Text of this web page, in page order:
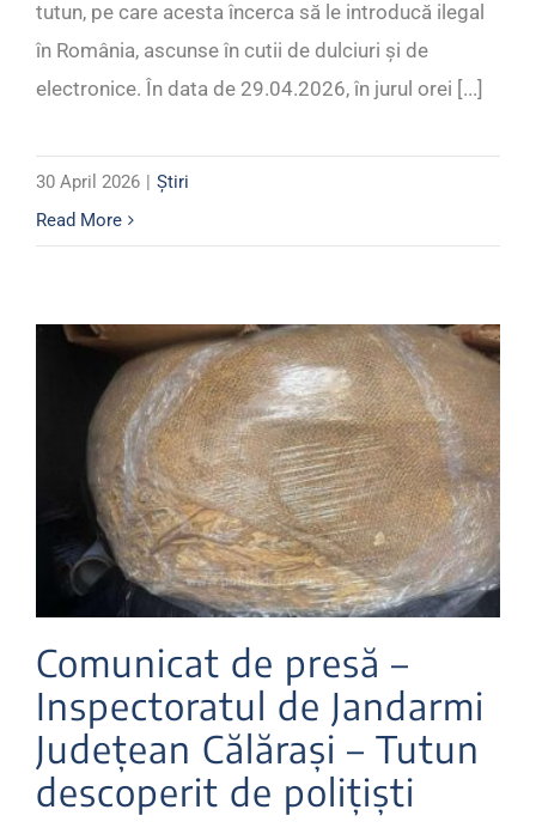
tutun, pe care acesta încerca să le introducă ilegal
în România, ascunse în cutii de dulciuri și de
electronice. În data de 29.04.2026, în jurul orei [...]
30 April 2026
Știri
Read More
Comunicat de presă –
Inspectoratul de Jandarmi
Județean Călărași – Tutun
descoperit de polițiști